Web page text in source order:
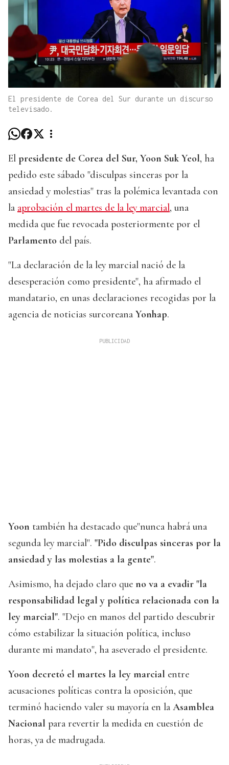
El presidente de Corea del Sur durante un discurso
televisado.
El presidente de Corea del Sur, Yoon Suk Yeol, ha
pedido este sábado "disculpas sinceras por la
ansiedad y molestias" tras la polémica levantada con
la aprobación el martes de la ley marcial, una
medida que fue revocada posteriormente por el
Parlamento del país.
"La declaración de la ley marcial nació de la
desesperación como presidente", ha afirmado el
mandatario, en unas declaraciones recogidas por la
agencia de noticias surcoreana Yonhap.
Yoon también ha destacado que"nunca habrá una
segunda ley marcial". "Pido disculpas sinceras por la
ansiedad y las molestias a la gente".
Asimismo, ha dejado claro que no va a evadir "la
responsabilidad legal y política relacionada con la
ley marcial". "Dejo en manos del partido descubrir
cómo estabilizar la situación política, incluso
durante mi mandato", ha aseverado el presidente.
Yoon decretó el martes la ley marcial entre
acusaciones políticas contra la oposición, que
terminó haciendo valer su mayoría en la Asamblea
Nacional para revertir la medida en cuestión de
horas, ya de madrugada.